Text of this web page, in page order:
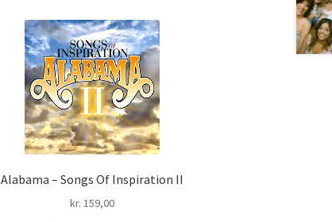
Alabama – Songs Of Inspiration II
kr. 159,00